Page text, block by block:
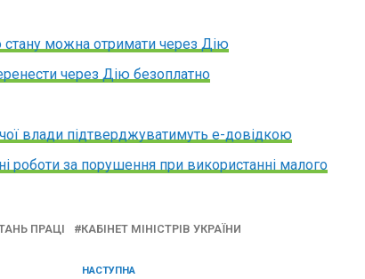
стану можна отримати через Дію
через Дію безоплатно
влади підтверджуватимуть е-довідкою
роботи за порушення при використанні малого
ПРАЦІ КАБІНЕТ МІНІСТРІВ УКРАЇНИ
НАСТУПНА